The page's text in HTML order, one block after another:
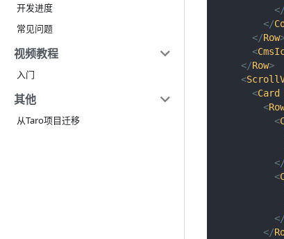
开发进度
常见问题
视频教程
入门
其他
从Taro项目迁移
</
</
</Row
<
</Row>
<
<Card
<
<
</
<
</
</